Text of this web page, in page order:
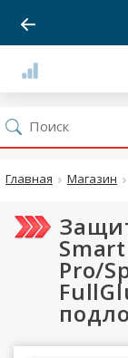
Главная Магазин
Pro/